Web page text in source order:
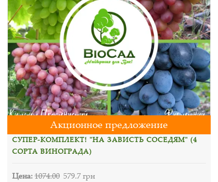
Акционное предложение
СУПЕР-КОМПЛЕКТ! "НА ЗАВИСТЬ СОСЕДЯМ" (4
СОРТА ВИНОГРАДА)
Цена:1074.00 579.7 грн